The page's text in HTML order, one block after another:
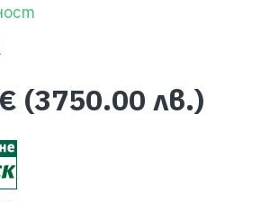
(3750.00 лв.)